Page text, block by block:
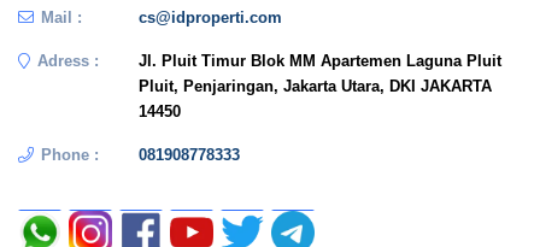
Mail : cs@idproperti.com
Adress :
Jl. Pluit Timur Blok MM Apartemen Laguna Pluit
Pluit, Penjaringan, Jakarta Utara, DKI JAKARTA
14450
Phone : 081908778333